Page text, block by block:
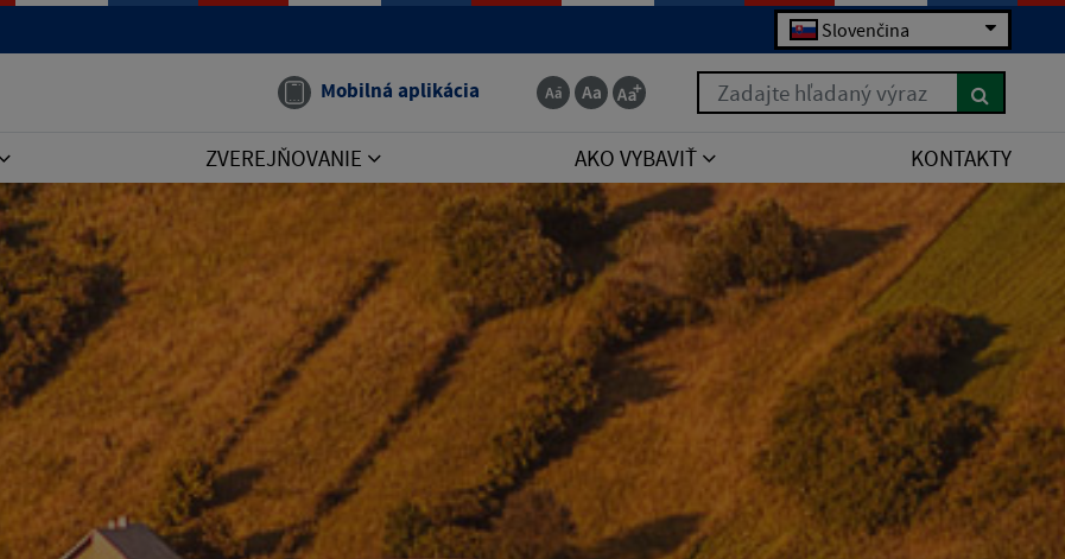
Slovenčina
Mobilná aplikácia Zadajte hľadaný výraz
ZVEREJŇOVANIE AKO VYBAVIŤ KONTAKTY